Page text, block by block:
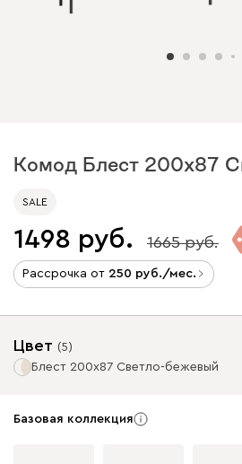
Комод Блест 200x87
SALE
1498 1665
Рассрочка от 250 /мес.
Цвет (5)
Блест 200x87 Светло-бежевый
Базовая коллекция